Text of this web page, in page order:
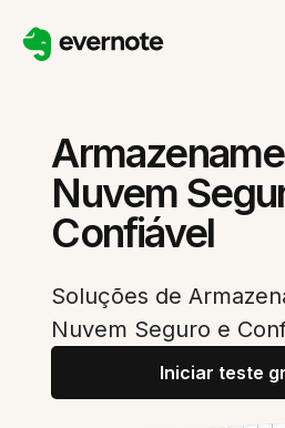
Nuvem
Confiável
Soluções de
Nuvem Seguro e
Iniciar teste